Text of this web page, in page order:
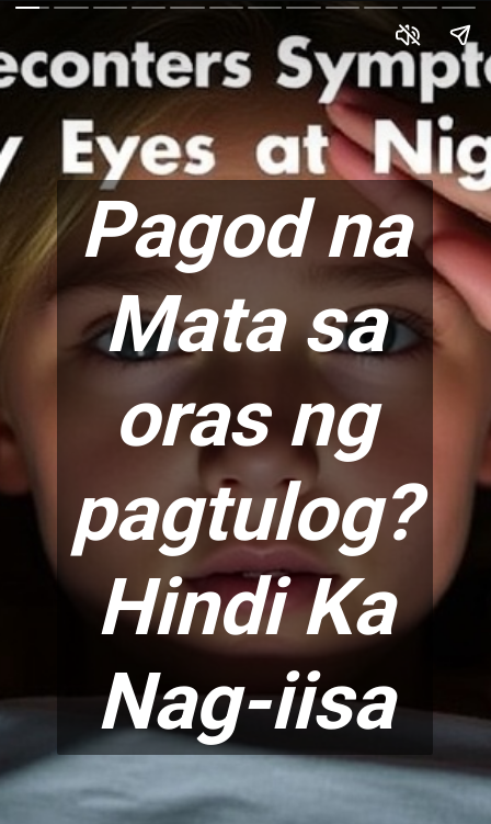
Pagod na
Mata sa
oras ng
pagtulog?
Hindi Ka
Nag-iisa